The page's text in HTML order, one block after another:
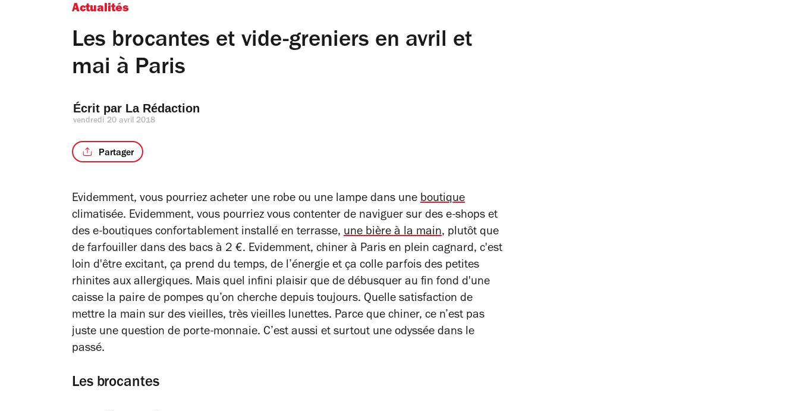
Actualités
Les brocantes et vide-greniers en avril et
mai à Paris
Écrit par La Rédaction
vendredi 20 avril 2018
Partager
Evidemment, vous pourriez acheter une robe ou une lampe dans une boutique
climatisée. Evidemment, vous pourriez vous contenter de naviguer sur des e-shops et
des e-boutiques confortablement installé en terrasse, une bière à la main, plutôt que
de farfouiller dans des bacs à 2 €. Evidemment, chiner à Paris en plein cagnard, c'est
loin d'être excitant, ça prend du temps, de l’énergie et ça colle parfois des petites
rhinites aux allergiques. Mais quel infini plaisir que de débusquer au fin fond d'une
caisse la paire de pompes qu’on cherche depuis toujours. Quelle satisfaction de
mettre la main sur des vieilles, très vieilles lunettes. Parce que chiner, ce n’est pas
juste une question de porte-monnaie. C’est aussi et surtout une odyssée dans le
passé.
Les brocantes